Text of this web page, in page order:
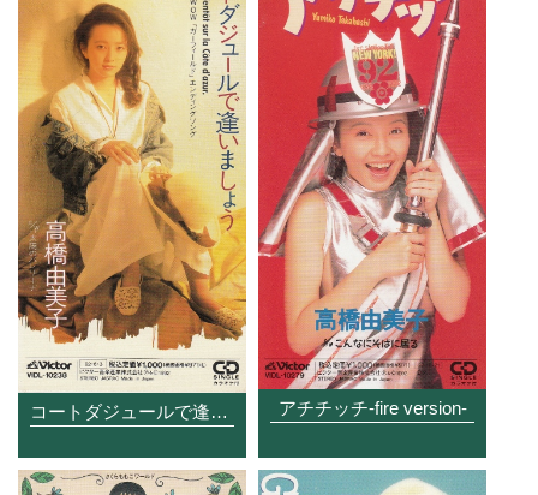
コートダジュールで逢いましょう アチチッチ-fire version-